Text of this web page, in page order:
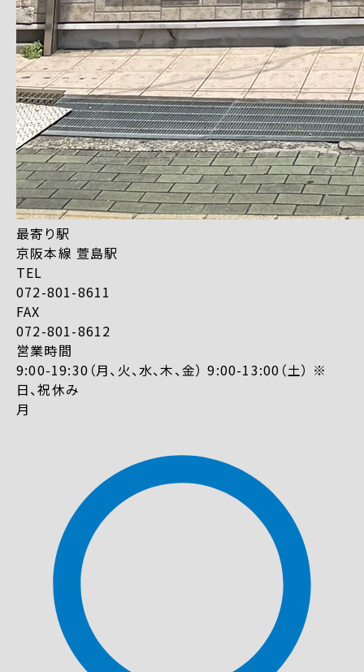
最寄り駅
京阪本線 萱島駅
TEL
072-801-8611
FAX
072-801-8612
営業時間
9:00-19:30（月、火、水、木、金） 9:00-13:00（土） ※
日、祝休み
月